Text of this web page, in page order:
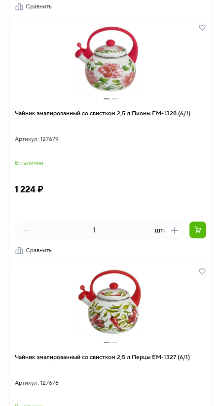
Сравнить
Чайник эмалированный со свистком 2,5 л Пионы EM-1328 (6/1)
Артикул: 127679
В наличии
1 224 ₽
шт.
Сравнить
Чайник эмалированный со свистком 2,5 л Перцы EM-1327 (6/1)
Артикул: 127678